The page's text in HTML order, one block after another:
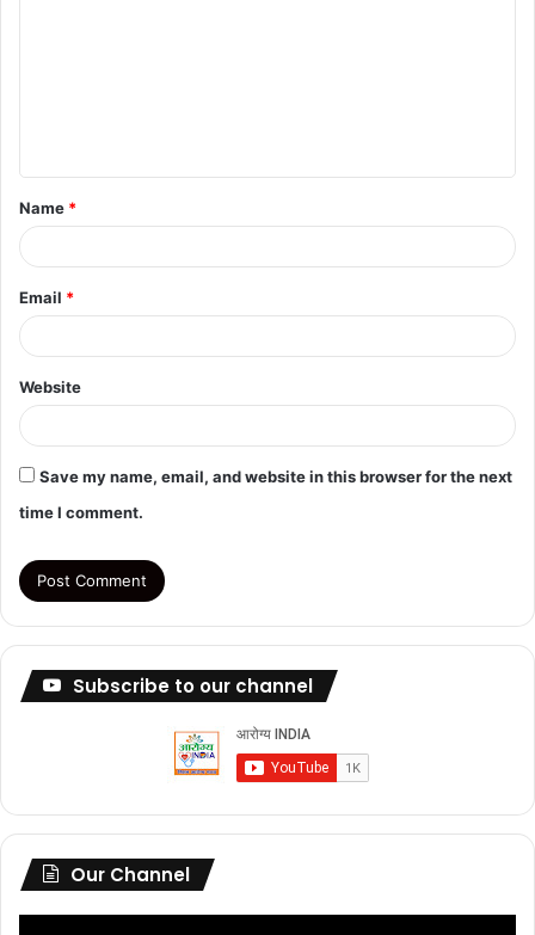
t
*
Name *
Email *
Website
Save my name, email, and website in this browser for the next
time I comment.
Subscribe to our channel
Our Channel